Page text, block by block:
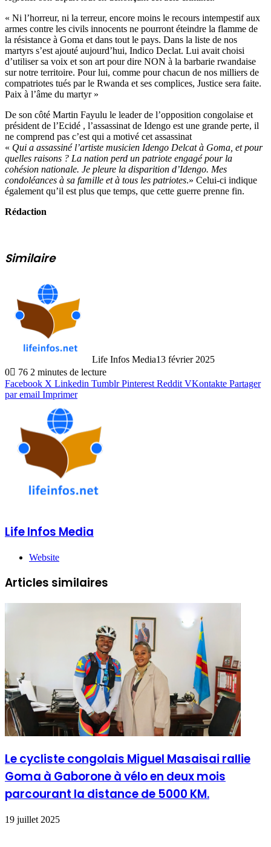
« Ni l’horreur, ni la terreur, encore moins le recours intempestif aux
armes contre les civils innocents ne pourront éteindre la flamme de
la résistance à Goma et dans tout le pays. Dans la liste de nos
martyrs s’est ajouté aujourd’hui, Indico Declat. Lui avait choisi
d’utiliser sa voix et son art pour dire NON à la barbarie rwandaise
sur notre territoire. Pour lui, comme pour chacun de nos milliers de
compatriotes tués par le Rwanda et ses complices, Justice sera faite.
Paix à l’âme du martyr »
De son côté Martin Fayulu le leader de l’opposition congolaise et
président de l’Ecidé , l’assassinat de Idengo est une grande perte, il
ne comprend pas c’est qui a motivé cet assassinat
« Qui a assassiné l’artiste musicien Idengo Delcat à Goma, et pour
quelles raisons ? La nation perd un patriote engagé pour la
cohésion nationale. Je pleure la disparition d’Idengo. Mes
condoléances à sa famille et à tous les patriotes.» Celui-ci indique
également qu’il est plus que temps, que cette guerre prenne fin.
Rédaction
Similaire
Life Infos Media13 février 2025
0
76 2 minutes de lecture
Facebook X Linkedin Tumblr Pinterest Reddit VKontakte Partager
par email Imprimer
Life Infos Media
Website
Articles similaires
Le cycliste congolais Miguel Masaisai rallie
Goma à Gaborone à vélo en deux mois
parcourant la distance de 5000 KM.
19 juillet 2025